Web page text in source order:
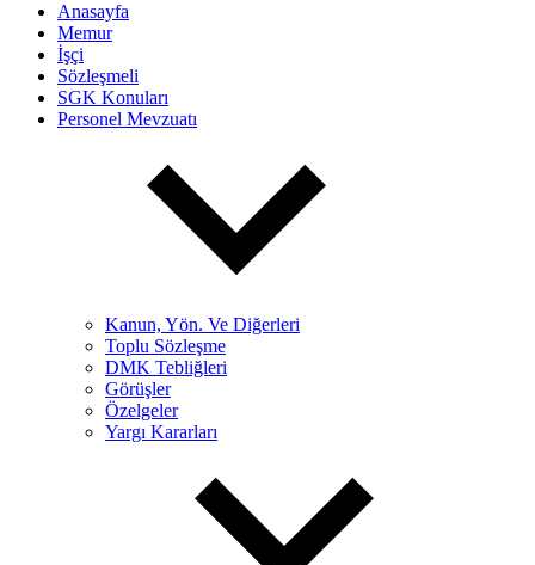
Anasayfa
Memur
İşçi
Sözleşmeli
SGK Konuları
Personel Mevzuatı
Kanun, Yön. Ve Diğerleri
Toplu Sözleşme
DMK Tebliğleri
Görüşler
Özelgeler
Yargı Kararları